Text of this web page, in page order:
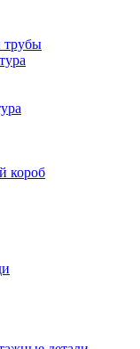
трубы
короб